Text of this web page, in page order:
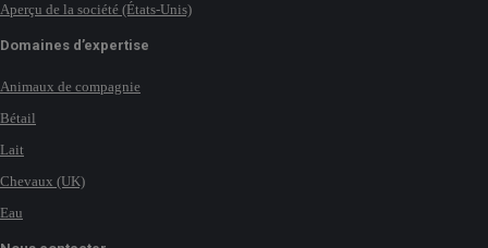
Aperçu de la société (États-Unis)
Domaines d’expertise
Animaux de compagnie
Bétail
Lait
Chevaux (UK)
Eau